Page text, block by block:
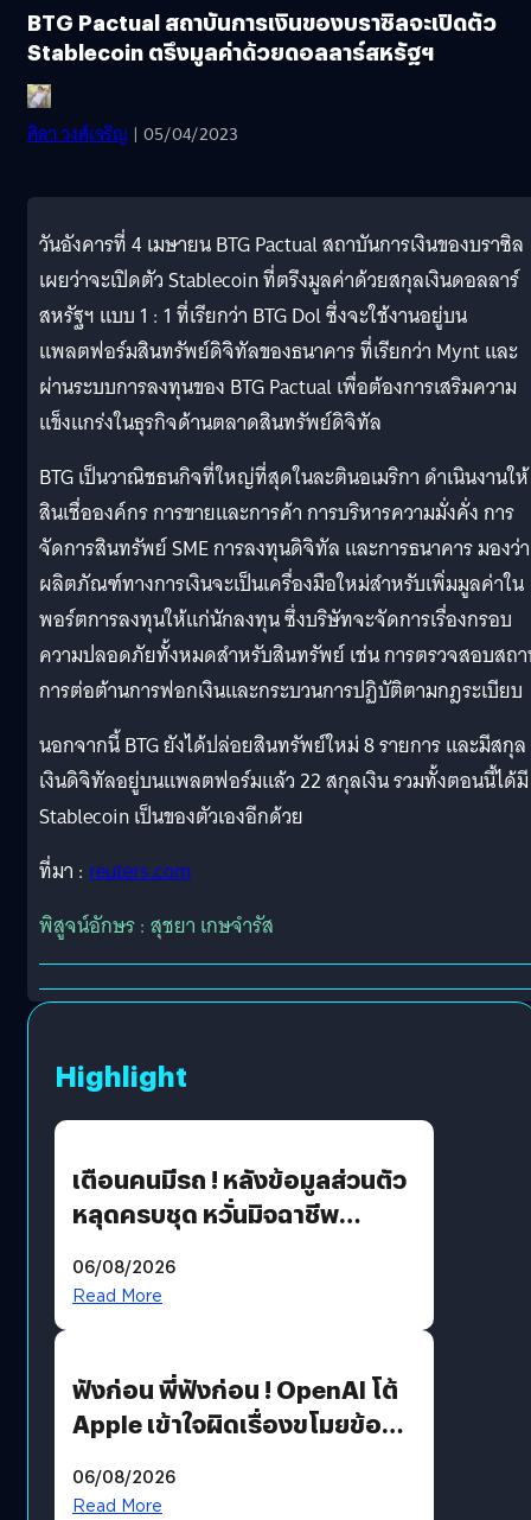
BTG Pactual สถาบันการเงินของบราซิลจะเปิดตัว
Stablecoin ตรึงมูลค่าด้วยดอลลาร์สหรัฐฯ
ศิลา วงศ์เจริญ | 05/04/2023
วันอังคารที่ 4 เมษายน BTG Pactual สถาบันการเงินของบราซิล
เผยว่าจะเปิดตัว Stablecoin ที่ตรึงมูลค่าด้วยสกุลเงินดอลลาร์
สหรัฐฯ แบบ 1 : 1 ที่เรียกว่า BTG Dol ซึ่งจะใช้งานอยู่บน
แพลตฟอร์มสินทรัพย์ดิจิทัลของธนาคาร ที่เรียกว่า Mynt และ
ผ่านระบบการลงทุนของ BTG Pactual เพื่อต้องการเสริมความ
แข็งแกร่งในธุรกิจด้านตลาดสินทรัพย์ดิจิทัล
BTG เป็นวาณิชธนกิจที่ใหญ่ที่สุดในละตินอเมริกา ดำเนินงานให้
สินเชื่อองค์กร การขายและการค้า การบริหารความมั่งคั่ง การ
จัดการสินทรัพย์ SME การลงทุนดิจิทัล และการธนาคาร มองว่า
ผลิตภัณฑ์ทางการเงินจะเป็นเครื่องมือใหม่สำหรับเพิ่มมูลค่าใน
พอร์ตการลงทุนให้แก่นักลงทุน ซึ่งบริษัทจะจัดการเรื่องกรอบ
ความปลอดภัยทั้งหมดสําหรับสินทรัพย์ เช่น การตรวจสอบสถ
การต่อต้านการฟอกเงินและกระบวนการปฏิบัติตามกฎระเบียบ
นอกจากนี้ BTG ยังได้ปล่อยสินทรัพย์ใหม่ 8 รายการ และมีสกุล
เงินดิจิทัลอยู่บนแพลตฟอร์มแล้ว 22 สกุลเงิน รวมทั้งตอนนี้ได้มี
Stablecoin เป็นของตัวเองอีกด้วย
ที่มา : reuters.com
พิสูจน์อักษร : สุชยา เกษจำรัส
Highlight
เตือนคนมีรถ ! หลังข้อมูลส่วนตัว
หลุดครบชุด หวั่นมิจฉาชีพ
รหัสผ่านหลุด ไม่ใช่แฮกเกอร์
06/08/2026
Read More
ฟังก่อน พี่ฟังก่อน ! OpenAI โต้
Apple เข้าใจผิดเรื่องขโมยข้อมูล
06/08/2026
Read More